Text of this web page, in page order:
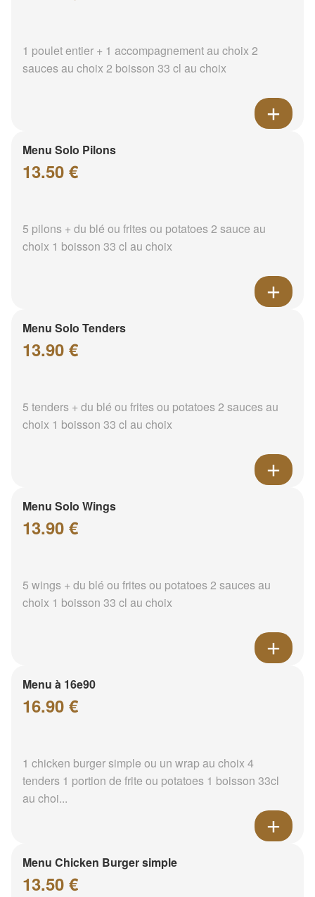
1 poulet entier + 1 accompagnement au choix 2
sauces au choix 2 boisson 33 cl au choix
Menu Solo Pilons
13.50 €
5 pilons + du blé ou frites ou potatoes 2 sauce au
choix 1 boisson 33 cl au choix
Menu Solo Tenders
13.90 €
5 tenders + du blé ou frites ou potatoes 2 sauces au
choix 1 boisson 33 cl au choix
Menu Solo Wings
13.90 €
5 wings + du blé ou frites ou potatoes 2 sauces au
choix 1 boisson 33 cl au choix
Menu à 16e90
16.90 €
1 chicken burger simple ou un wrap au choix 4
tenders 1 portion de frite ou potatoes 1 boisson 33cl
au choi...
Menu Chicken Burger simple
13.50 €